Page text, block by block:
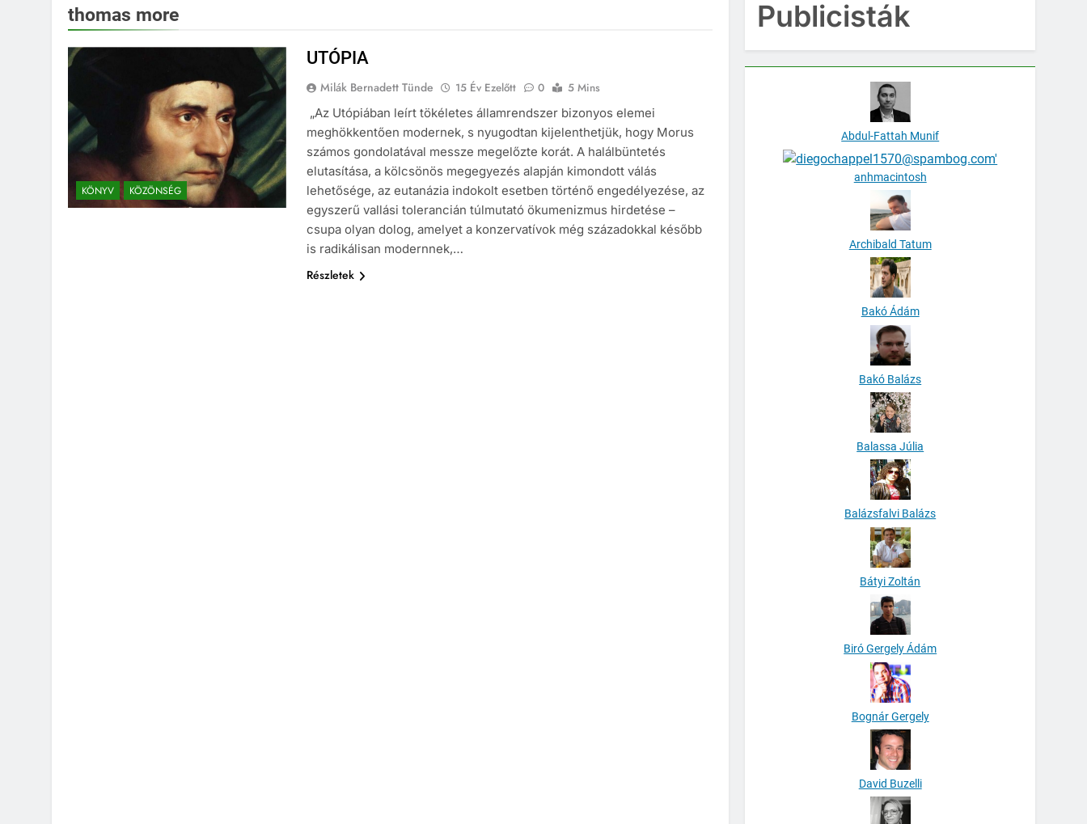
thomas more
KÖNYV KÖZÖNSÉG
UTÓPIA
Milák Bernadett Tünde 15 Év Ezelőtt 0
5 Mins
„Az Utópiában leírt tökéletes államrendszer bizonyos elemei
meghökkentően modernek, s nyugodtan kijelenthetjük, hogy Morus
számos gondolatával messze megelőzte korát. A halálbüntetés
elutasítása, a kölcsönös megegyezés alapján kimondott válás
lehetősége, az eutanázia indokolt esetben történő engedélyezése, az
egyszerű vallási tolerancián túlmutató ökumenizmus hirdetése –
csupa olyan dolog, amelyet a konzervatívok még századokkal később
is radikálisan modernnek,…
Részletek
Publicisták
Abdul-Fattah Munif
anhmacintosh
Archibald Tatum
Bakó Ádám
Bakó Balázs
Balassa Júlia
Balázsfalvi Balázs
Bátyi Zoltán
Biró Gergely Ádám
Bognár Gergely
David Buzelli